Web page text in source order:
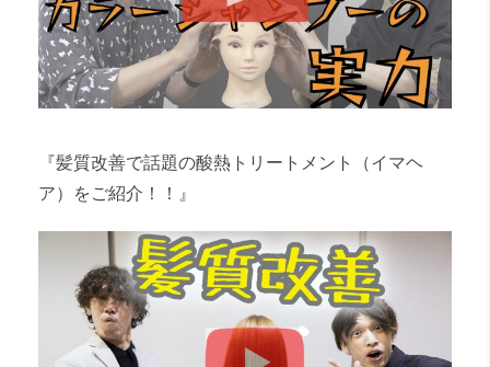
『髪質改善で話題の酸熱トリートメント（イマヘ
ア）をご紹介！！』